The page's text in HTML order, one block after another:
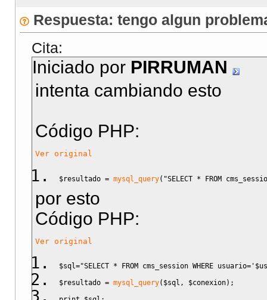
Respuesta: tengo algun
Cita:
Iniciado por PIRRUMAN
intenta cambiando esto
Código PHP:
Ver original
$resultado = mysql_query( "SELECT * FROM
por esto
Código PHP:
Ver original
$sql="SELECT * FROM cms_session WHERE usuario='
$resultado = mysql_query( $sql , $conexion) ;